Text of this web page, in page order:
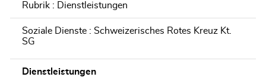
Rubrik : Dienstleistungen
Soziale Dienste : Schweizerisches Rotes Kreuz Kt.
SG
Dienstleistungen